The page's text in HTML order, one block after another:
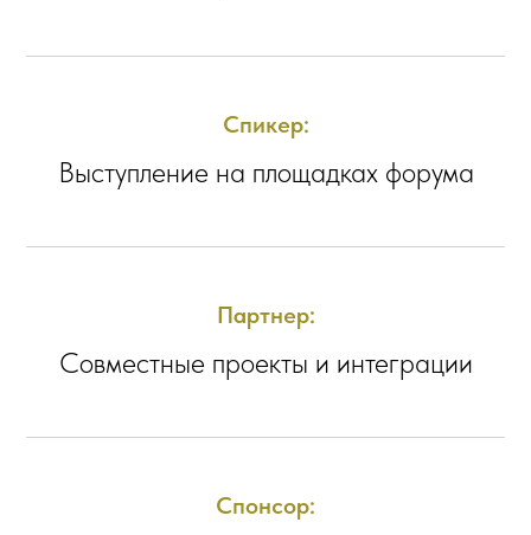
Спикер:
Выступление на площадках форума
Партнер:
Совместные проекты и интеграции
Спонсор: